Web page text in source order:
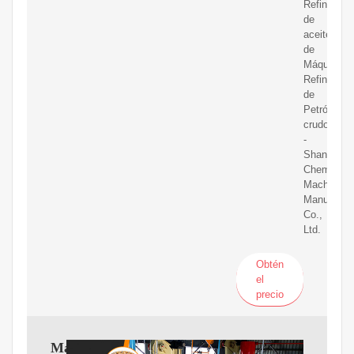
Refinería
de
aceite
de
Máquina
Refinadora
de
Petróleo
crudo
-
Shandong
Chemsta
Machinery
Co.,
Ltd.
Obtén
el
precio
Máquina